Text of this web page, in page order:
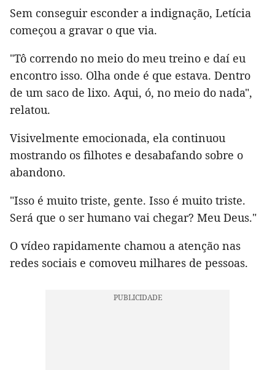
Sem conseguir esconder a indignação, Letícia
começou a gravar o que via.
"Tô correndo no meio do meu treino e daí eu
encontro isso. Olha onde é que estava. Dentro
de um saco de lixo. Aqui, ó, no meio do nada",
relatou.
Visivelmente emocionada, ela continuou
mostrando os filhotes e desabafando sobre o
abandono.
"Isso é muito triste, gente. Isso é muito triste.
Será que o ser humano vai chegar? Meu Deus."
O vídeo rapidamente chamou a atenção nas
redes sociais e comoveu milhares de pessoas.